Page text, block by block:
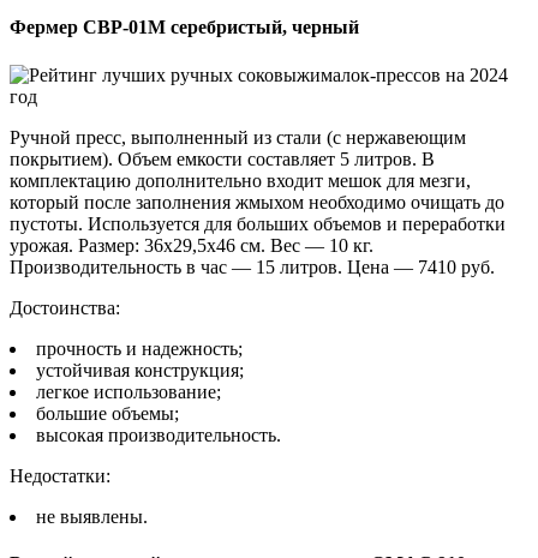
Фермер СВР-01М серебристый, черный
Ручной пресс, выполненный из стали (с нержавеющим
покрытием). Объем емкости составляет 5 литров. В
комплектацию дополнительно входит мешок для мезги,
который после заполнения жмыхом необходимо очищать до
пустоты. Используется для больших объемов и переработки
урожая. Размер: 36х29,5х46 см. Вес — 10 кг.
Производительность в час — 15 литров. Цена — 7410 руб.
Достоинства:
прочность и надежность;
устойчивая конструкция;
легкое использование;
большие объемы;
высокая производительность.
Недостатки:
не выявлены.